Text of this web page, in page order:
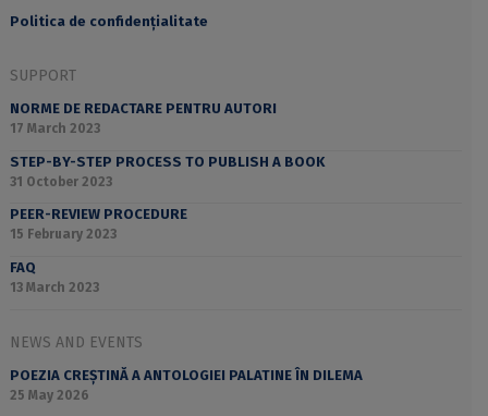
Politica de confidențialitate
SUPPORT
NORME DE REDACTARE PENTRU AUTORI
17 March 2023
STEP-BY-STEP PROCESS TO PUBLISH A BOOK
31 October 2023
PEER-REVIEW PROCEDURE
15 February 2023
FAQ
13 March 2023
NEWS AND EVENTS
POEZIA CREȘTINĂ A ANTOLOGIEI PALATINE ÎN DILEMA
25 May 2026